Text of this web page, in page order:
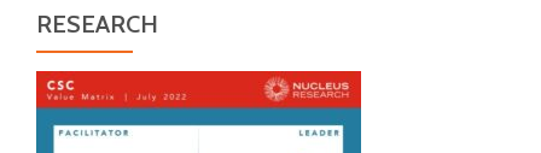
RESEARCH